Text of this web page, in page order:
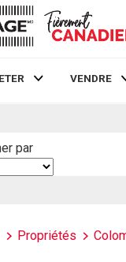
VENDRE
par
Propriétés